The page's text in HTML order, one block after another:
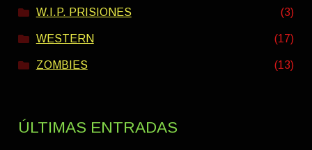
W.I.P. PRISIONES (3)
WESTERN (17)
ZOMBIES (13)
ÚLTIMAS ENTRADAS